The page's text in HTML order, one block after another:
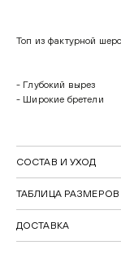
Топ из фактурной
- Глубокий вырез
- Широкие бретели
СОСТАВ И УХОД
ТАБЛИЦА РАЗМЕРОВ
ДОСТАВКА